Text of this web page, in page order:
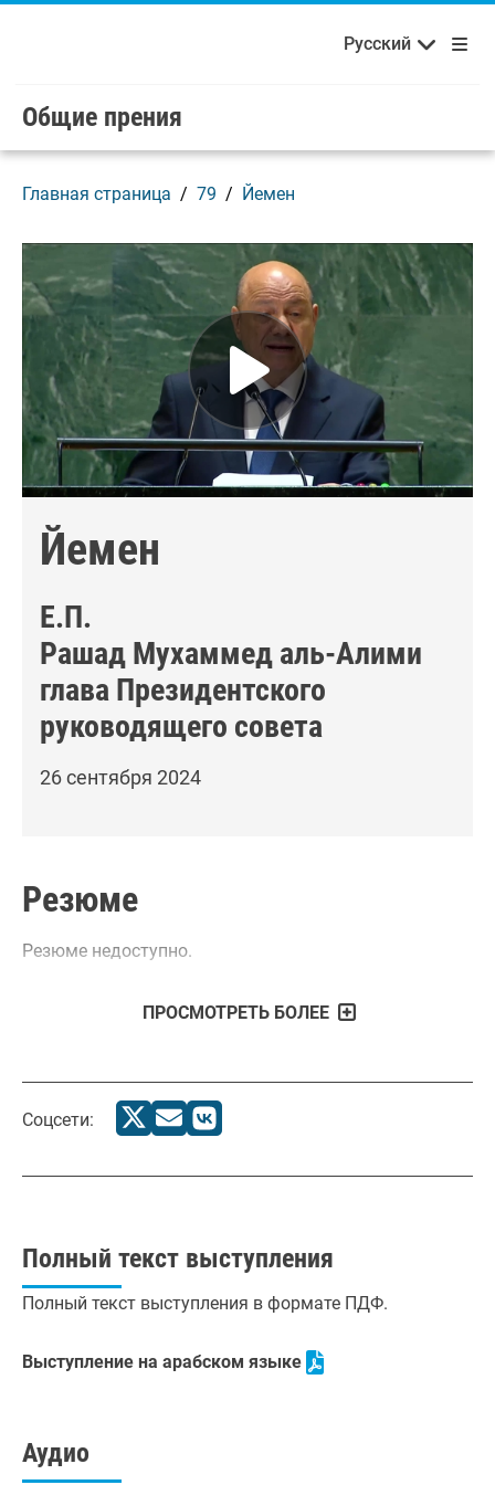
Skip to main content / navigation
Добро пожаловать в ООН! Français Русский
Русский
Общие прения
Главная страница 79 Йемен
Йемен
Е.П.
Рашад Мухаммед аль-Алими
глава Президентского
руководящего совета
26 сентября 2024
Резюме
Резюме недоступно.
ПРОСМОТРЕТЬ БОЛЕЕ
Соцсети:
Полный текст выступления
Полный текст выступления в формате ПДФ.
Выступление на арабском языке
Аудио